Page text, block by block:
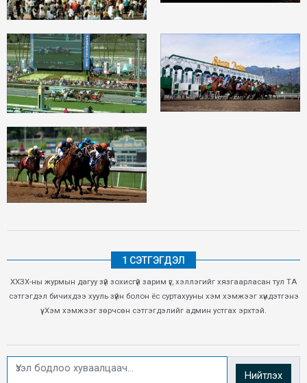
1 СЭТГЭГДЭЛ
ХХЗХ-ны журмын дагуу зүй зохисгүй зарим үг, хэллэгийг хязгаарласан тул ТА
сэтгэгдэл бичихдээ хууль зүйн болон ёс суртахууны хэм хэмжээг хүндэтгэнэ
үү. Хэм хэмжээг зөрчсөн сэтгэгдэлийг админ устгах эрхтэй.
Нийтлэх